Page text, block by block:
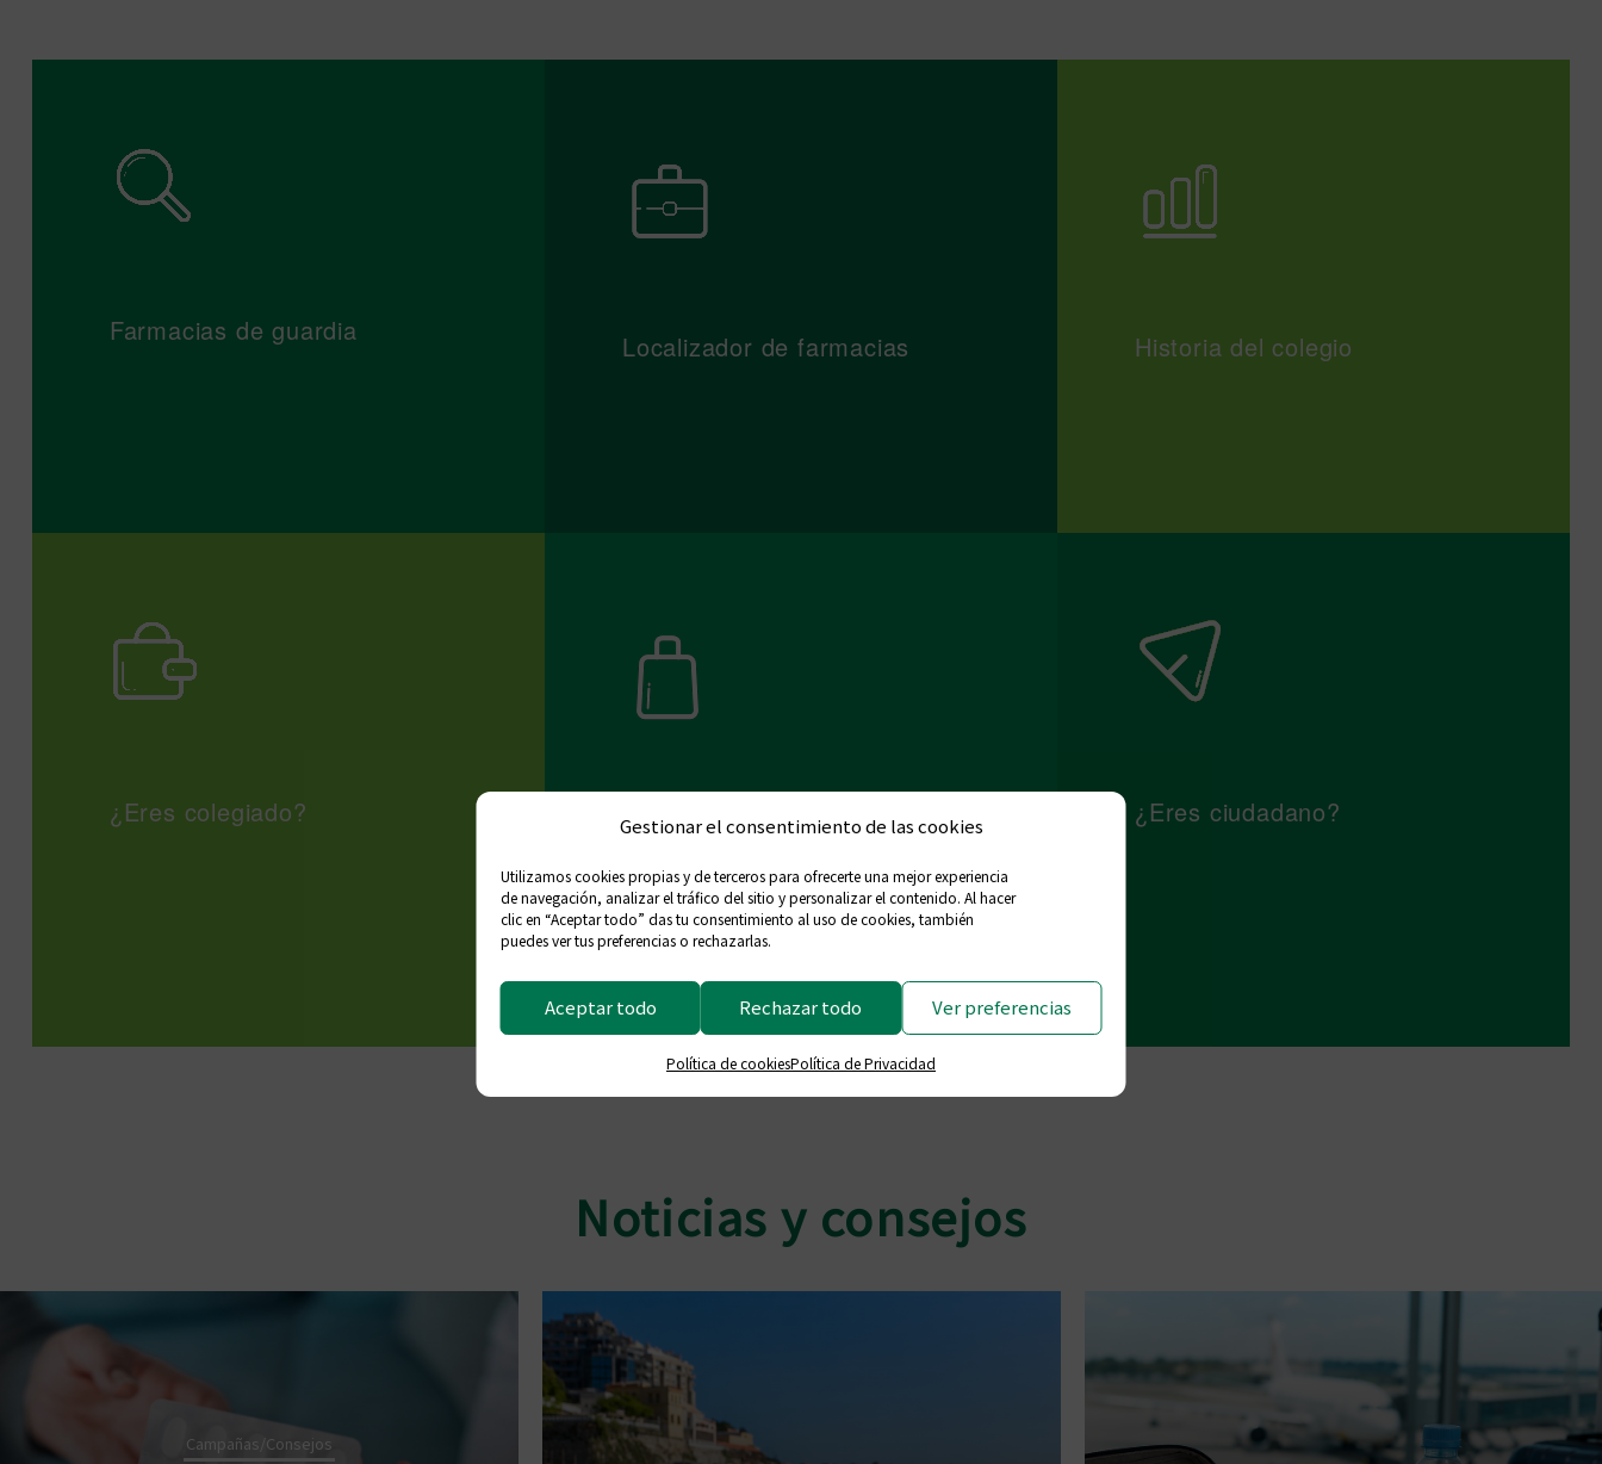
Gestionar el consentimiento de las cookies
Utilizamos cookies propias y de terceros para ofrecerte una mejor experiencia
de navegación, analizar el tráfico del sitio y personalizar el contenido. Al hacer
clic en “Aceptar todo” das tu consentimiento al uso de cookies, también
puedes ver tus preferencias o rechazarlas.
Aceptar todo Rechazar todo Ver preferencias
Política de cookiesPolítica de Privacidad
Farmacias de guardia Localizador de farmacias Historia del colegio
¿Eres colegiado? ¿Eres titulado en farmacia? ¿Eres ciudadano?
Noticias y consejos
Campañas/Consejos